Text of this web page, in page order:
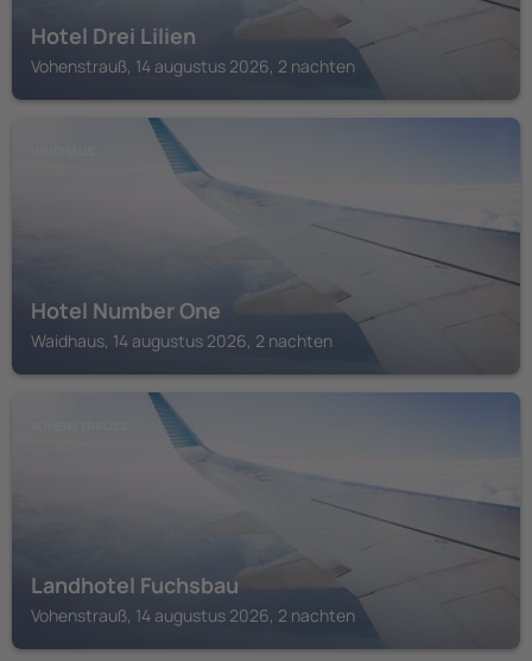
Hotel Drei Lilien
Vohenstrauß, 14 augustus 2026, 2 nachten
Hotel Number One
Waidhaus, 14 augustus 2026, 2 nachten
Landhotel Fuchsbau
Vohenstrauß, 14 augustus 2026, 2 nachten